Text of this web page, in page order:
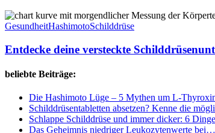
Entdecke
deine
Schilddrüsenunterfunktion:
Wie
die
Basaltemperatur
Klarheit
bringt
GesundheitHashimotoSchilddrüse
Entdecke deine versteckte
beliebte Beiträge:
Die Hashimoto Lüge – 5 Mythen um L-
Schilddrüsentabletten absetzen? Kenne die
Schlappe Schilddrüse und immer dicker: 6
Das Geheimnis niedriger Leukozytenwerte bei…